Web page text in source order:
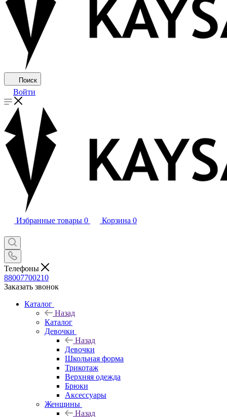
Поиск
Войти
Избранные товары 0 Корзина 0
Телефоны
88007700210
Заказать звонок
Каталог
Назад
Каталог
Девочки
Назад
Девочки
Школьная форма
Трикотаж
Верхняя одежда
Брюки
Аксессуары
Женщины
Назад